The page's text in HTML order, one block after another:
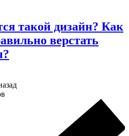
такой дизайн? Как
верстать